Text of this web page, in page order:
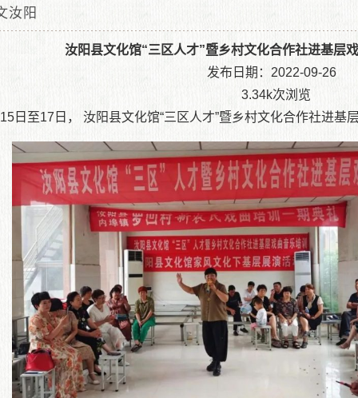
汝阳
风貌
汝阳县文化馆|汝阳文化馆|汝阳县人民文化馆»艺术天地»人文汝阳» 汝阳县文
汝阳县文化馆“三区人才”暨乡村文化合作社进基层
发布日期：2022-09-26
3.34k次浏览
日至17日， 汝阳县文化馆“三区人才”暨乡村文化合作社进基